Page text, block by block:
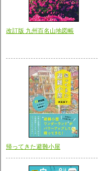
改訂版 九州百名山地図帳
帰ってきた避難小屋